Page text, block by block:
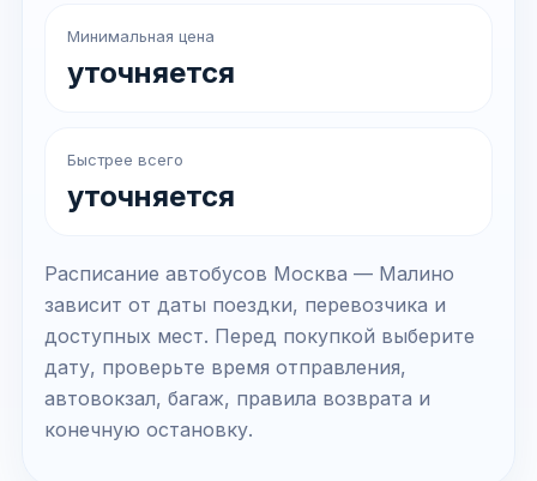
Минимальная цена
уточняется
Быстрее всего
уточняется
Расписание автобусов Москва — Малино
зависит от даты поездки, перевозчика и
доступных мест. Перед покупкой выберите
дату, проверьте время отправления,
автовокзал, багаж, правила возврата и
конечную остановку.